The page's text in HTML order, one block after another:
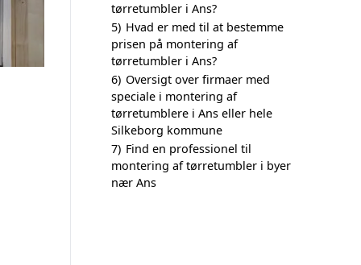
tørretumbler i Ans?
5) Hvad er med til at bestemme
prisen på montering af
tørretumbler i Ans?
6) Oversigt over firmaer med
speciale i montering af
tørretumblere i Ans eller hele
Silkeborg kommune
7) Find en professionel til
montering af tørretumbler i byer
nær Ans